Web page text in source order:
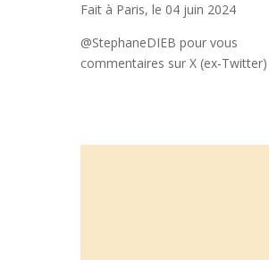
Fait à Paris, le 04 juin 2024
@StephaneDIEB pour vous
commentaires sur X (ex-Twitter)